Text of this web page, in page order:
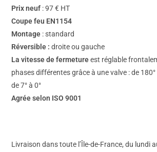
Prix neuf : 97 € HT
Coupe feu EN1154
Montage : standard
Réversible :droite ou gauche
La vitesse de fermetureest réglable
phases différentes grâce à une valve : de 180°
de 7° à 0°
Agrée selon ISO 9001
Livraison dans toute l’Île-de-France, du lundi